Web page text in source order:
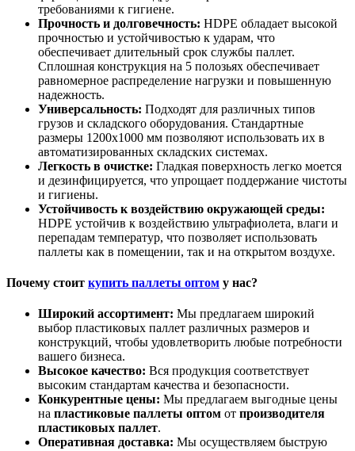
требованиями к гигиене.
Прочность и долговечность: HDPE обладает высокой
прочностью и устойчивостью к ударам, что
обеспечивает длительный срок службы паллет.
Сплошная конструкция на 5 полозьях обеспечивает
равномерное распределение нагрузки и повышенную
надежность.
Универсальность: Подходят для различных типов
грузов и складского оборудования. Стандартные
размеры 1200х1000 мм позволяют использовать их в
автоматизированных складских системах.
Легкость в очистке: Гладкая поверхность легко моется
и дезинфицируется, что упрощает поддержание чистоты
и гигиены.
Устойчивость к воздействию окружающей среды:
HDPE устойчив к воздействию ультрафиолета, влаги и
перепадам температур, что позволяет использовать
паллеты как в помещении, так и на открытом воздухе.
Почему стоит купить паллеты оптом у нас?
Широкий ассортимент: Мы предлагаем широкий
выбор пластиковых паллет различных размеров и
конструкций, чтобы удовлетворить любые потребности
вашего бизнеса.
Высокое качество: Вся продукция соответствует
высоким стандартам качества и безопасности.
Конкурентные цены: Мы предлагаем выгодные цены
на пластиковые паллеты оптом от производителя
пластиковых паллет.
Оперативная доставка: Мы осуществляем быструю